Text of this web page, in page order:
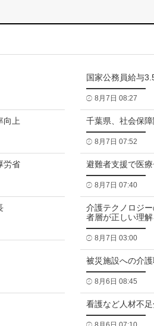
国家公務員給与
8月7日 08:27
向上 千葉県、社会保
8月7日 07:52
労省 避難者支援で医
8月7日 07:40
介護テクノロジ
者層が正しい理
8月7日 03:00
被災施設への介
8月6日 08:45
看護など人材不